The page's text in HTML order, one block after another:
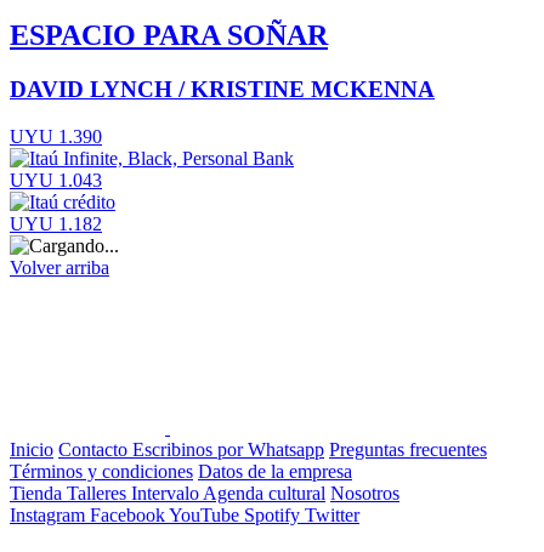
ESPACIO PARA SOÑAR
DAVID LYNCH / KRISTINE MCKENNA
UYU 1.390
UYU 1.043
UYU 1.182
Volver arriba
Inicio Contacto Escribinos por Whatsapp Preguntas frecuentes
Términos y condiciones Datos de la empresa
Tienda Talleres Intervalo Agenda cultural Nosotros
Instagram FacebookYouTube Spotify Twitter